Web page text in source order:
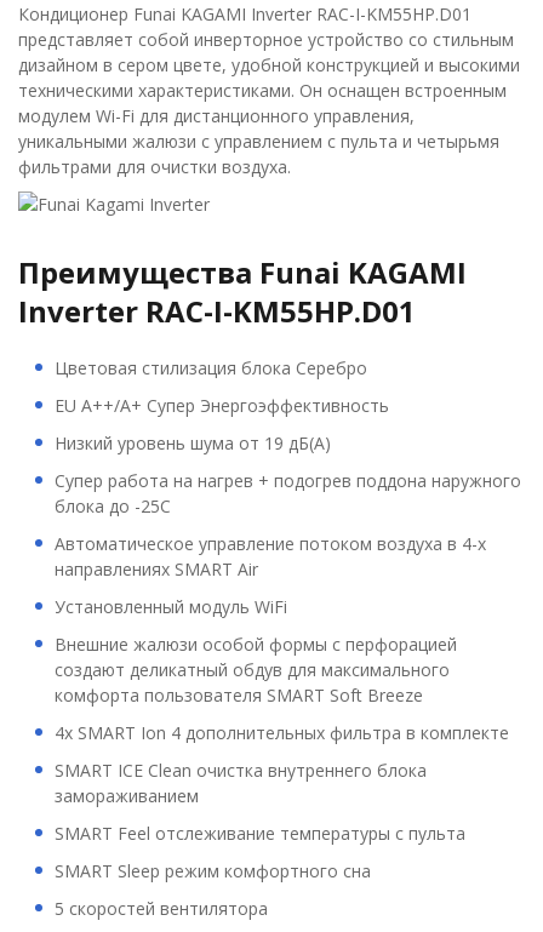
Кондиционер Funai KAGAMI Inverter RAC-I-KM55HP.D01
представляет собой инверторное устройство со стильным
дизайном в сером цвете, удобной конструкцией и высокими
техническими характеристиками. Он оснащен встроенным
модулем Wi-Fi для дистанционного управления,
уникальными жалюзи с управлением с пульта и четырьмя
фильтрами для очистки воздуха.
Преимущества Funai KAGAMI
Inverter RAC-I-KM55HP.D01
Цветовая стилизация блока Серебро
EU А++/А+ Супер Энергоэффективность
Низкий уровень шума от 19 дБ(А)
Супер работа на нагрев + подогрев поддона наружного
блока до -25С
Автоматическое управление потоком воздуха в 4-х
направлениях SMART Air
Установленный модуль WiFi
Внешние жалюзи особой формы с перфорацией
создают деликатный обдув для максимального
комфорта пользователя SMART Soft Breeze
4х SMART Ion 4 дополнительных фильтра в комплекте
SMART ICE Clean очистка внутреннего блока
замораживанием
SMART Feel отслеживание температуры с пульта
SMART Sleep режим комфортного сна
5 скоростей вентилятора